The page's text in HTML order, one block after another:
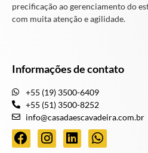
precificação ao gerenciamento do
com muita atenção e agilidade.
Informações de contato
+55 (19) 3500-6409
+55 (51) 3500-8252
info@casadaescavadeira.com.br